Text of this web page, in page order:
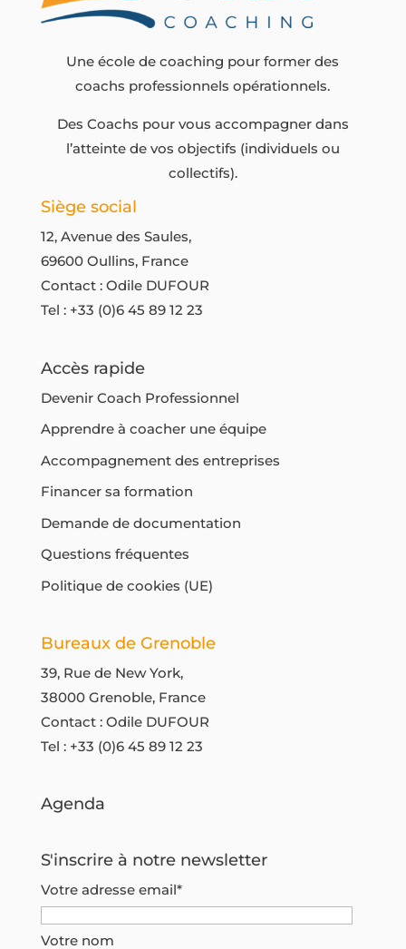
Une école de coaching pour former des
coachs professionnels opérationnels.
Des Coachs pour vous accompagner dans
l’atteinte de vos objectifs (individuels ou
collectifs).
Siège social
12, Avenue des Saules,
69600 Oullins, France
Contact : Odile DUFOUR
Tel : +33 (0)6 45 89 12 23
Accès rapide
Devenir Coach Professionnel
Apprendre à coacher une équipe
Accompagnement des entreprises
Financer sa formation
Demande de documentation
Questions fréquentes
Politique de cookies (UE)
Bureaux de Grenoble
39, Rue de New York,
38000 Grenoble, France
Contact : Odile DUFOUR
Tel : +33 (0)6 45 89 12 23
Agenda
S'inscrire à notre newsletter
Votre adresse email*
Votre nom